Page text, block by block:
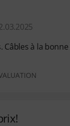
Câbles à la